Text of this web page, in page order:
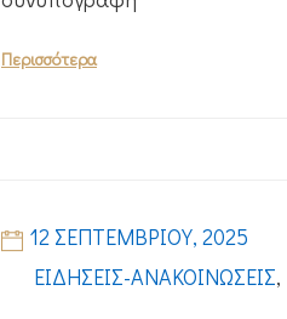
Περισσότερα
12 ΣΕΠΤΕΜΒΡΊΟΥ, 2025
ΕΙΔΉΣΕΙΣ-ΑΝΑΚΟΙΝΏΣΕΙΣ,